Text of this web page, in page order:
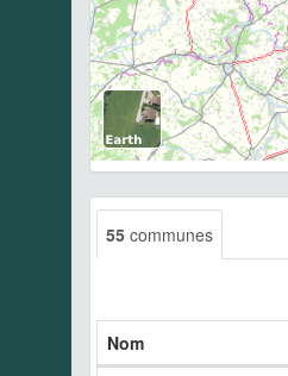
55 communes
Nom